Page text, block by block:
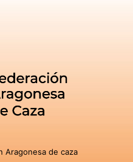
Aragonesa de caza